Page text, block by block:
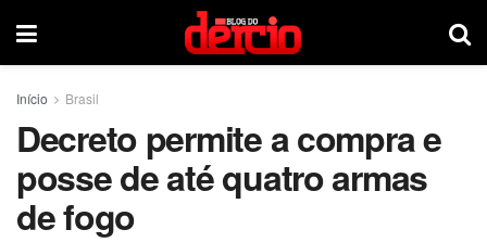
Início Brasil
Decreto permite a compra e
posse de até quatro armas
de fogo